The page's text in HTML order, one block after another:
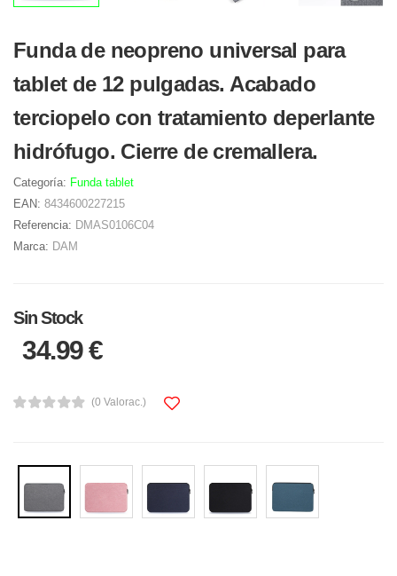
Funda de neopreno universal para
tablet de 12 pulgadas. Acabado
terciopelo con tratamiento deperlante
hidrófugo. Cierre de cremallera.
Categoría: Funda tablet
EAN: 8434600227215
Referencia: DMAS0106C04
Marca: DAM
Sin Stock
34.99 €
(0 Valorac.)